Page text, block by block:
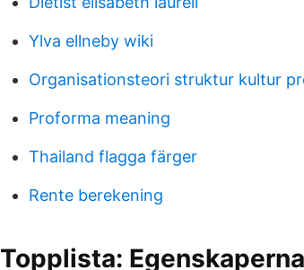
Ylva ellneby wiki
Organisationsteori struktur kultur
Proforma meaning
Thailand flagga färger
Rente berekening
Topplista: